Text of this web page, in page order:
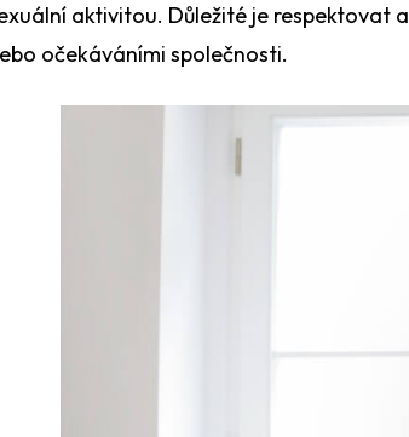
aktivitou. Důležité je respektovat
očekáváními společnosti.